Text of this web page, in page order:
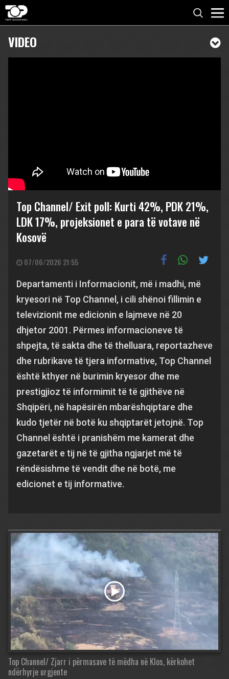
VIDEO
Top Channel/ Exit poll: Kurti 42%, PDK 21%,
LDK 17%, projeksionet e para të votave në
Kosovë
07/06/2026 21:55
Departamenti i Informacionit, më i madhi, më
kryesori në Top Channel, i cili shënoi fillimin e
televizionit me edicionin e lajmeve në 20
dhjetor 2001. Përmes informacioneve të
shpejta, të sakta dhe të thelluara, reportazheve
dhe rubrikave të tjera informative, Top Channel
është kthyer në burimin kryesor dhe me
prestigjioz të informimit të të gjithëve në
Shqipëri, në hapësirën mbarëshqiptare dhe
kudo tjetër në botë ku shqiptarët jetojnë. Top
Channel është i pranishëm me kamerat dhe
gazetarët e tij në të gjitha ngjarjet më të
rëndësishme të vendit dhe në botë, me
edicionet e tij informative.
Top Channel/ Zjarr i përmasave të mëdha në Klos, kërkohet
ndërhyrje urgjente